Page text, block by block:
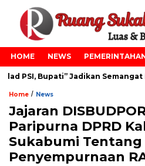
HOME NEWS
PSI, Bupati” Jadikan Semangat
Home / News
Jajaran
Paripurna DPRD
Sukabumi Tentang
Penyempurnaan